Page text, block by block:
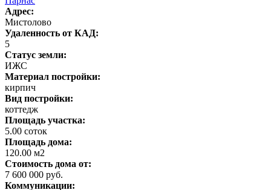
Адрес:
Мистолово
Удаленность от КАД:
5
Статус земли:
ИЖС
Материал постройки:
кирпич
Вид постройки:
коттедж
Площадь участка:
5.00 соток
Площадь дома:
120.00 м2
Стоимость дома от:
7 600 000 руб.
Коммуникации: